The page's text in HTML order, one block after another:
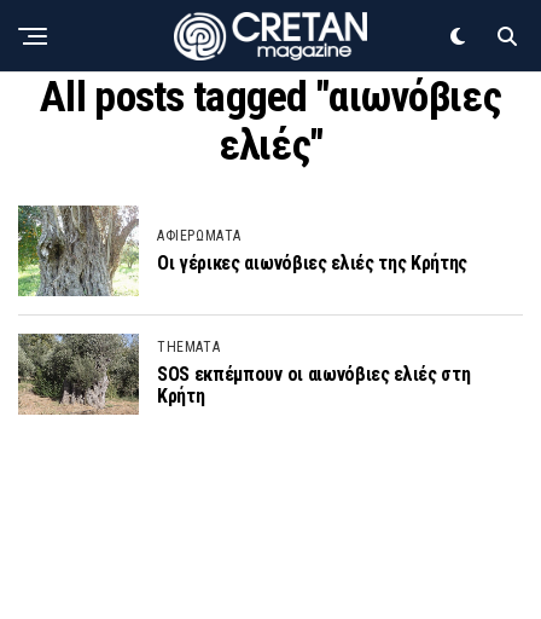
All posts tagged "αιωνόβιες
ελιές"
ΑΦΙΕΡΩΜΑΤΑ
Οι γέρικες αιωνόβιες ελιές της Κρήτης
THEMATA
SOS εκπέμπουν οι αιωνόβιες ελιές στη
Κρήτη